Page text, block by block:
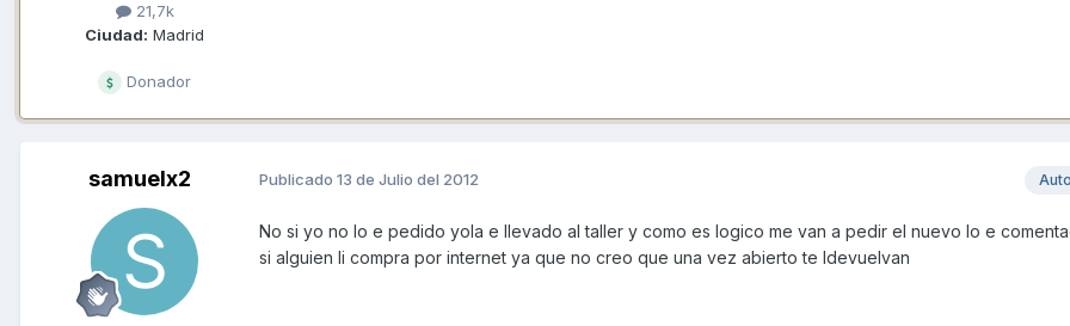
21,7k
Ciudad: Madrid
Donador
samuelx2 Publicado 13 de Julio del 2012
No si yo no lo e pedido yola e llevado al taller y como es logico me van a pedir el nuevo lo e
si alguien li compra por internet ya que no creo que una vez abierto te ldevuelvan